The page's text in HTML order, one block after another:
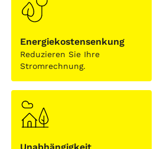
Energiekostensenkung
Reduzieren Sie Ihre
Stromrechnung.